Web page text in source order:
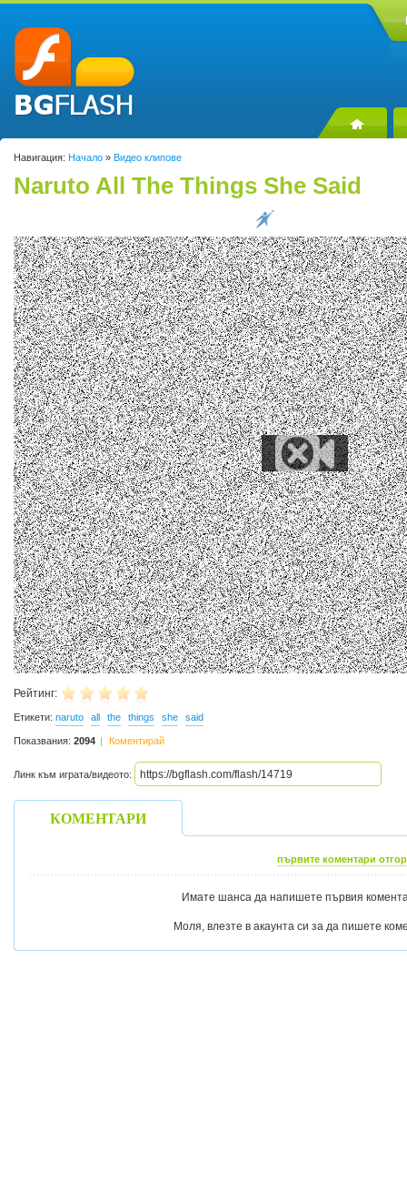
Навигация: Начало » Видео клипове
Naruto All The Things She Said
Рейтинг:
Етикети: naruto all the things she said
Показвания: 2094 Коментирай
Линк към играта/видеото:
КОМЕНТАРИ
първите коментари
Имате шанса да напишете първия
Моля, влезте в акаунта си за да пишете